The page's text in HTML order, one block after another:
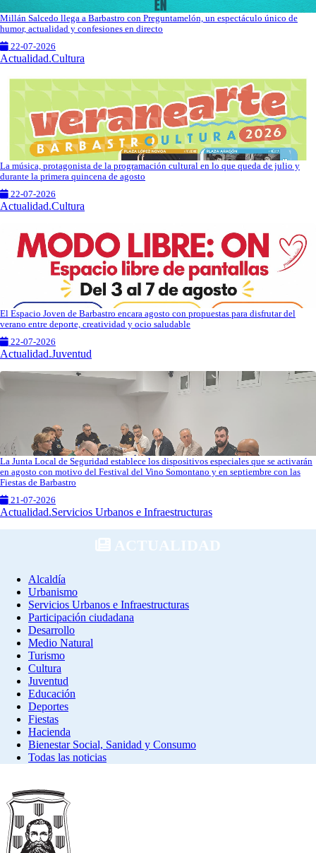
Millán Salcedo llega a Barbastro con Preguntamelón, un espectáculo único de
humor, actualidad y confesiones en directo
22-07-2026
Actualidad.Cultura
La música, protagonista de la programación cultural en lo que queda de julio y
durante la primera quincena de agosto
22-07-2026
Actualidad.Cultura
El Espacio Joven de Barbastro encara agosto con propuestas para disfrutar del
verano entre deporte, creatividad y ocio saludable
22-07-2026
Actualidad.Juventud
La Junta Local de Seguridad establece los dispositivos especiales que se activarán
en agosto con motivo del Festival del Vino Somontano y en septiembre con las
Fiestas de Barbastro
21-07-2026
Actualidad.Servicios Urbanos e Infraestructuras
ACTUALIDAD
Alcaldía
Urbanismo
Servicios Urbanos e Infraestructuras
Participación ciudadana
Desarrollo
Medio Natural
Turismo
Cultura
Juventud
Educación
Deportes
Fiestas
Hacienda
Bienestar Social, Sanidad y Consumo
Todas las noticias